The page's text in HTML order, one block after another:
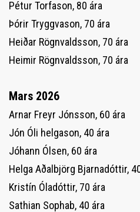
Pétur Torfason, 80 ára
Þórir Tryggvason, 70 ára
Heiðar Rögnvaldsson, 70 ára
Heimir Rögnvaldsson, 70 ára
Mars 2026
Arnar Freyr Jónsson, 60 ára
Jón Óli helgason, 40 ára
Jóhann Ólsen, 60 ára
Helga Aðalbjörg Bjarnadóttir,
Kristín Óladóttir, 70 ára
Sathian Sophab, 40 ára